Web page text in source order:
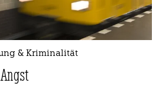
& Kriminalität